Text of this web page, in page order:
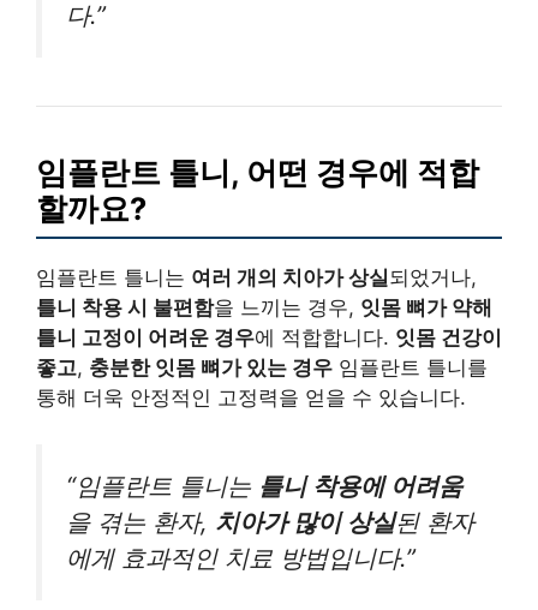
다.”
임플란트 틀니, 어떤 경우에 적합
할까요?
임플란트 틀니는 여러 개의 치아가 상실되었거나,
틀니 착용 시 불편함을 느끼는 경우, 잇몸 뼈가 약해
틀니 고정이 어려운 경우에 적합합니다. 잇몸 건강이
좋고, 충분한 잇몸 뼈가 있는 경우 임플란트 틀니를
통해 더욱 안정적인 고정력을 얻을 수 있습니다.
“임플란트 틀니는 틀니 착용에 어려움
을 겪는 환자, 치아가 많이 상실된 환자
에게 효과적인 치료 방법입니다.”